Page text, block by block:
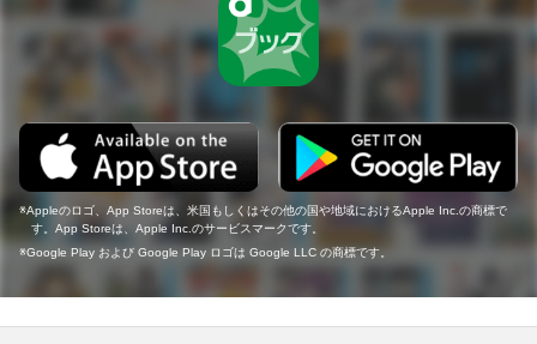
Appleのロゴ、App Storeは、米国もしくはその他の国や地域におけるApple Inc.の商標で
す。App Storeは、Apple Inc.のサービスマークです。
Google Play および Google Play ロゴは Google LLC の商標です。